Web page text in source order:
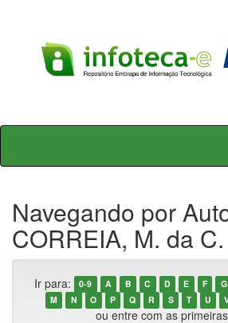
Skip
Navegando por
CORREIA, M. da
Ir para: 0-9 A B C D E F G
M
N O P Q R S T U
ou entre com as